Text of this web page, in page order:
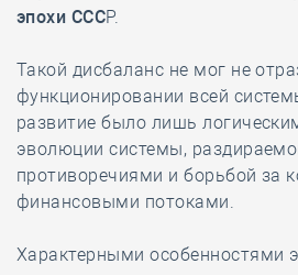
эпохи СССР.
Такой дисбаланс не мог не
функционировании всей
развитие было лишь
эволюции системы,
противоречиями и борьбой за
финансовыми потоками.
Характерными особенностями